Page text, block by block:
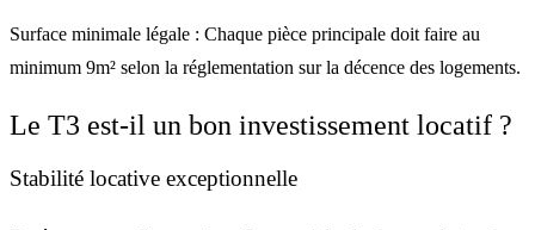
Surface minimale légale : Chaque pièce principale doit faire au
minimum 9m² selon la réglementation sur la décence des logements.
Le T3 est-il un bon investissement locatif ?
Stabilité locative exceptionnelle